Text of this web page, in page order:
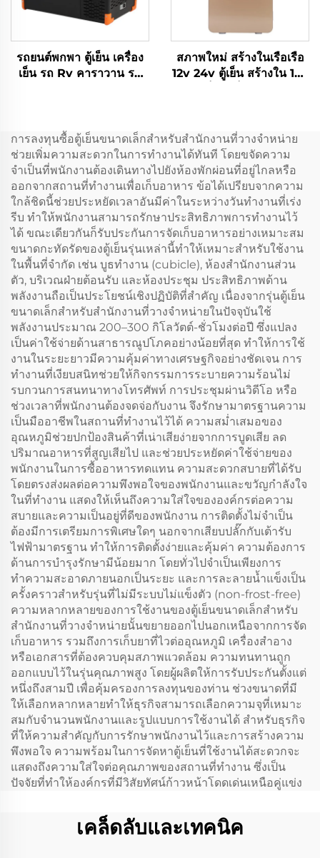
รถยนต์พกพา ตู้เย็น เครื่อง
เย็น รถ Rv คาราวาน รถ
สภาพใหม่ สร้างในเรือเรือ
12v 24v ตู้เย็น สร้างใน 12v
การลงทุนซื้อตู้เย็นขนาดเล็กสำหรับสำนักงานที่วางจำหน่าย
ช่วยเพิ่มความสะดวกในการทำงานได้ทันที โดยขจัดความ
จำเป็นที่พนักงานต้องเดินทางไปยังห้องพักผ่อนที่อยู่ไกลหรือ
ออกจากสถานที่ทำงานเพื่อเก็บอาหาร ข้อได้เปรียบจากความ
ใกล้ชิดนี้ช่วยประหยัดเวลาอันมีค่าในระหว่างวันทำงานที่เร่ง
รีบ ทำให้พนักงานสามารถรักษาประสิทธิภาพการทำงานไว้
ได้ ขณะเดียวกันก็รับประกันการจัดเก็บอาหารอย่างเหมาะสม
ขนาดกะทัดรัดของตู้เย็นรุ่นเหล่านี้ทำให้เหมาะสำหรับใช้งาน
ในพื้นที่จำกัด เช่น บูธทำงาน (cubicle), ห้องสำนักงานส่วน
ตัว, บริเวณฝ่ายต้อนรับ และห้องประชุม ประสิทธิภาพด้าน
พลังงานถือเป็นประโยชน์เชิงปฏิบัติที่สำคัญ เนื่องจากรุ่นตู้เย็น
ขนาดเล็กสำหรับสำนักงานที่วางจำหน่ายในปัจจุบันใช้
พลังงานประมาณ 200–300 กิโลวัตต์-ชั่วโมงต่อปี ซึ่งแปลง
เป็นค่าใช้จ่ายด้านสาธารณูปโภคอย่างน้อยที่สุด ทำให้การใช้
งานในระยะยาวมีความคุ้มค่าทางเศรษฐกิจอย่างชัดเจน การ
ทำงานที่เงียบสนิทช่วยให้กิจกรรมการระบายความร้อนไม่
รบกวนการสนทนาทางโทรศัพท์ การประชุมผ่านวิดีโอ หรือ
ช่วงเวลาที่พนักงานต้องจดจ่อกับงาน จึงรักษามาตรฐานความ
เป็นมืออาชีพในสถานที่ทำงานไว้ได้ ความสม่ำเสมอของ
อุณหภูมิช่วยปกป้องสินค้าที่เน่าเสียง่ายจากการบูดเสีย ลด
ปริมาณอาหารที่สูญเสียไป และช่วยประหยัดค่าใช้จ่ายของ
พนักงานในการซื้ออาหารทดแทน ความสะดวกสบายที่ได้รับ
โดยตรงส่งผลต่อความพึงพอใจของพนักงานและขวัญกำลังใจ
ในที่ทำงาน แสดงให้เห็นถึงความใส่ใจขององค์กรต่อความ
สบายและความเป็นอยู่ที่ดีของพนักงาน การติดตั้งไม่จำเป็น
ต้องมีการเตรียมการพิเศษใดๆ นอกจากเสียบปลั๊กกับเต้ารับ
ไฟฟ้ามาตรฐาน ทำให้การติดตั้งง่ายและคุ้มค่า ความต้องการ
ด้านการบำรุงรักษามีน้อยมาก โดยทั่วไปจำเป็นเพียงการ
ทำความสะอาดภายนอกเป็นระยะ และการละลายน้ำแข็งเป็น
ครั้งคราวสำหรับรุ่นที่ไม่มีระบบไม่แข็งตัว (non-frost-free)
ความหลากหลายของการใช้งานของตู้เย็นขนาดเล็กสำหรับ
สำนักงานที่วางจำหน่ายนั้นขยายออกไปนอกเหนือจากการจัด
เก็บอาหาร รวมถึงการเก็บยาที่ไวต่ออุณหภูมิ เครื่องสำอาง
หรือเอกสารที่ต้องควบคุมสภาพแวดล้อม ความทนทานถูก
ออกแบบไว้ในรุ่นคุณภาพสูง โดยผู้ผลิตให้การรับประกันตั้งแต่
หนึ่งถึงสามปี เพื่อคุ้มครองการลงทุนของท่าน ช่วงขนาดที่มี
ให้เลือกหลากหลายทำให้ธุรกิจสามารถเลือกความจุที่เหมาะ
สมกับจำนวนพนักงานและรูปแบบการใช้งานได้ สำหรับธุรกิจ
ที่ให้ความสำคัญกับการรักษาพนักงานไว้และการสร้างความ
พึงพอใจ ความพร้อมในการจัดหาตู้เย็นที่ใช้งานได้สะดวกจะ
แสดงถึงความใส่ใจต่อคุณภาพของสถานที่ทำงาน ซึ่งเป็น
ปัจจัยที่ทำให้องค์กรที่มีวิสัยทัศน์ก้าวหน้าโดดเด่นเหนือคู่แข่ง
เคล็ดลับและเทคนิค